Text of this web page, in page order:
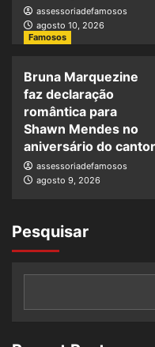
assessoriadefamosos
agosto 10, 2026
Famosos
Bruna Marquezine
faz declaração
romântica para
Shawn Mendes no
aniversário do cantor
assessoriadefamosos
agosto 9, 2026
Pesquisar